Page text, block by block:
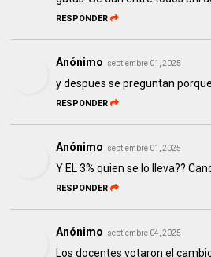
RESPONDER
Anónimo septiembre 01, 2025
y despues se preguntan
RESPONDER
Anónimo septiembre 01, 2025
Y EL 3% quien se lo lleva??
RESPONDER
Anónimo septiembre 04, 2025
Los docentes votaron el